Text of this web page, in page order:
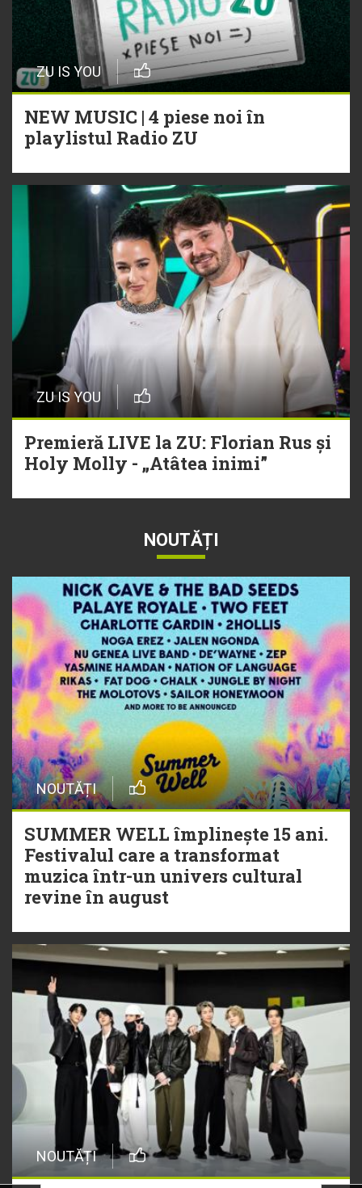
ZU IS YOU
NEW MUSIC | 4 piese noi în
playlistul Radio ZU
ZU IS YOU
Premieră LIVE la ZU: Florian Rus și
Holy Molly - „Atâtea inimi”
NOUTĂȚI
NOUTĂȚI
SUMMER WELL împlinește 15 ani.
Festivalul care a transformat
muzica într-un univers cultural
revine în august
NOUTĂȚI